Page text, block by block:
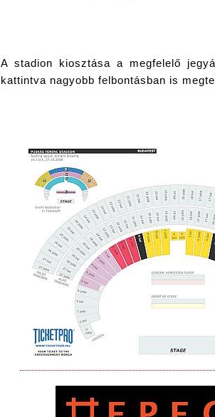
A stadion kiosztása a megfelelő
kattintva nagyobb felbontásban is